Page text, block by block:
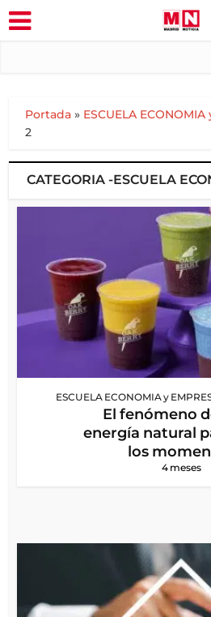
Portada » ESCUELA ECONOMIA
2
CATEGORIA -ESCUELA
ESCUELA ECONOMIA y
El fenómeno
energía natural
los
4 meses